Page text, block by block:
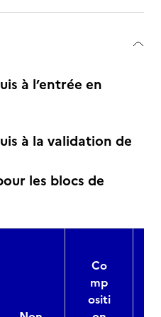
à l’entrée en
à la validation de
les blocs de
Co
mp
ositi